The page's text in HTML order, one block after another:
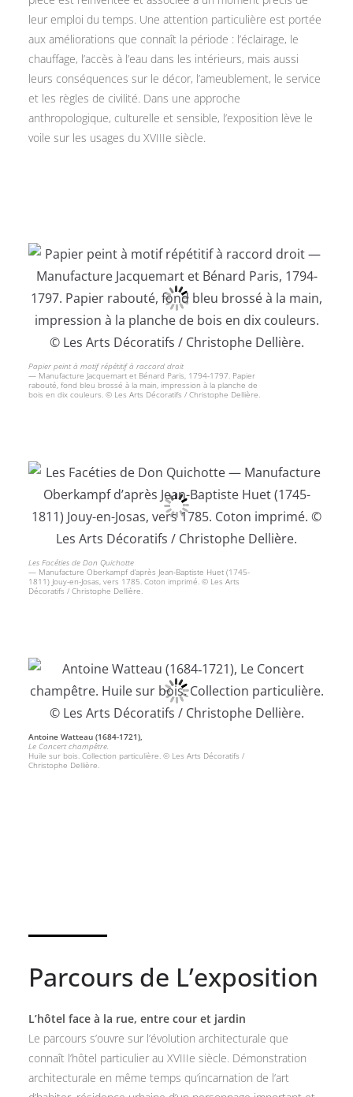
leur emploi du temps. Une attention particulière est portée
aux améliorations que connaît la période : l’éclairage, le
chauffage, l’accès à l’eau dans les intérieurs, mais aussi
leurs conséquences sur le décor, l’ameublement, le service
et les règles de civilité. Dans une approche
anthropologique, culturelle et sensible, l’exposition lève le
voile sur les usages du XVIIIe siècle.
Papier peint à motif répétitif à raccord droit
— Manufacture Jacquemart et Bénard Paris, 1794-1797. Papier
rabouté, fond bleu brossé à la main, impression à la planche de
bois en dix couleurs. © Les Arts Décoratifs / Christophe Dellière.
Les Facéties de Don Quichotte
— Manufacture Oberkampf d’après Jean-Baptiste Huet (1745-
1811) Jouy-en-Josas, vers 1785. Coton imprimé. © Les Arts
Décoratifs / Christophe Dellière.
Antoine Watteau (1684‑1721),
Le Concert champêtre.
Huile sur bois. Collection particulière. © Les Arts Décoratifs /
Christophe Dellière.
Parcours de L’exposition
L’hôtel face à la rue, entre cour et jardin
Le parcours s’ouvre sur l’évolution architecturale que
connaît l’hôtel particulier au XVIIIe siècle. Démonstration
architecturale en même temps qu’incarnation de l’art